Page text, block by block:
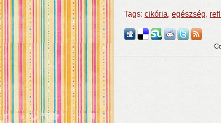
Tags: cikória, egészség,